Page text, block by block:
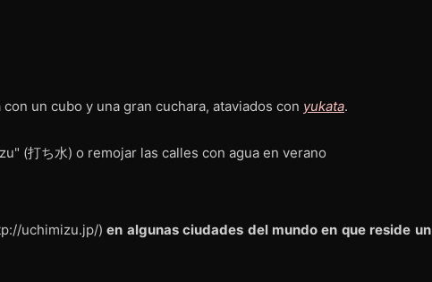
un cubo y una gran cuchara, ataviados con yukata.
uchimizu.jp/) en algunas ciudades del mundo en que reside un